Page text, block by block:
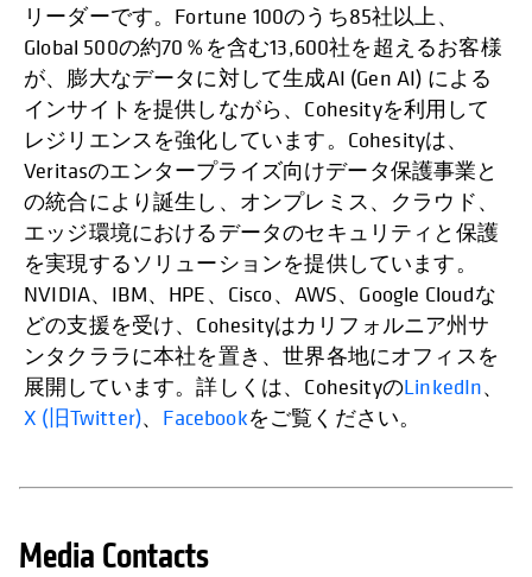
リーダーです。Fortune 100のうち85社以上、
Global 500の約70％を含む13,600社を超えるお客様
が、膨大なデータに対して生成AI (Gen AI) による
インサイトを提供しながら、Cohesityを利用して
レジリエンスを強化しています。Cohesityは、
Veritasのエンタープライズ向けデータ保護事業と
の統合により誕生し、オンプレミス、クラウド、
エッジ環境におけるデータのセキュリティと保護
を実現するソリューションを提供しています。
NVIDIA、IBM、HPE、Cisco、AWS、Google Cloudな
どの支援を受け、Cohesityはカリフォルニア州サ
ンタクララに本社を置き、世界各地にオフィスを
展開しています。詳しくは、CohesityのLinkedIn、
X (旧Twitter)、 Facebookをご覧ください。
Media Contacts